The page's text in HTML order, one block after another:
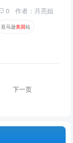
0 作者：月亮姐
亚马逊美国站
下一页